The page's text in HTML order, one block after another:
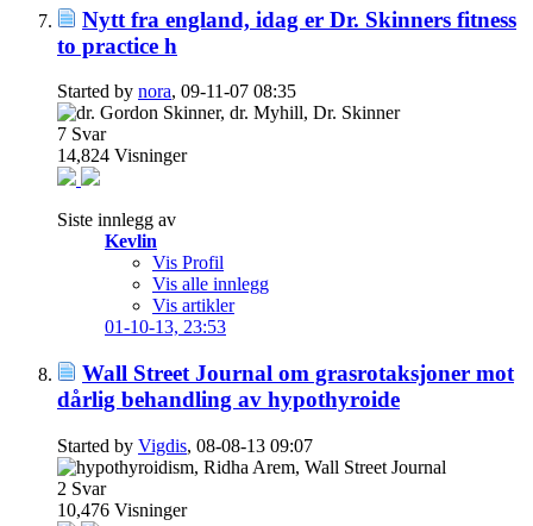
Nytt fra england, idag er Dr. Skinners fitness
to practice h
Started by nora, 09-11-07 08:35
7 Svar
14,824 Visninger
Siste innlegg av
Kevlin
Vis Profil
Vis alle innlegg
Vis artikler
01-10-13, 23:53
Wall Street Journal om grasrotaksjoner mot
dårlig behandling av hypothyroide
Started by Vigdis, 08-08-13 09:07
2 Svar
10,476 Visninger